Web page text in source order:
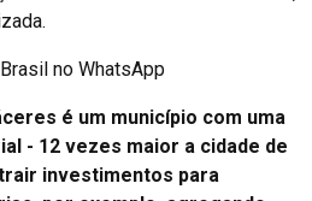
no WhatsApp
é um município com uma
- 12 vezes maior a cidade de
investimentos para